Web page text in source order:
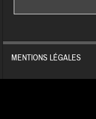
MENTIONS LÉGALES